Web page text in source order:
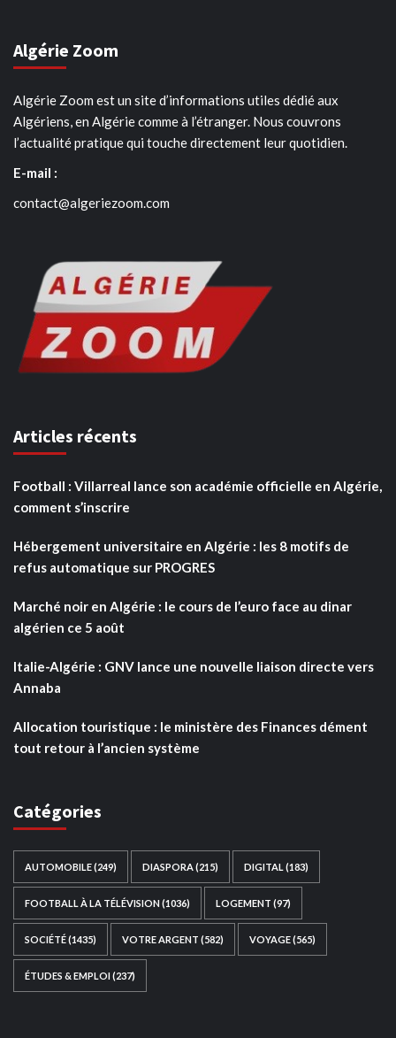
Algérie Zoom
Algérie Zoom est un site d’informations utiles dédié aux
Algériens, en Algérie comme à l’étranger. Nous couvrons
l’actualité pratique qui touche directement leur quotidien.
E-mail :
contact@algeriezoom.com
Articles récents
Football : Villarreal lance son académie officielle en Algérie,
comment s’inscrire
Hébergement universitaire en Algérie : les 8 motifs de
refus automatique sur PROGRES
Marché noir en Algérie : le cours de l’euro face au dinar
algérien ce 5 août
Italie-Algérie : GNV lance une nouvelle liaison directe vers
Annaba
Allocation touristique : le ministère des Finances dément
tout retour à l’ancien système
Catégories
AUTOMOBILE(249) DIASPORA (215) DIGITAL (183)
FOOTBALL À LA TÉLÉVISION(1036) LOGEMENT (97)
SOCIÉTÉ(1435) VOTRE ARGENT (582) VOYAGE(565)
ÉTUDES & EMPLOI(237)